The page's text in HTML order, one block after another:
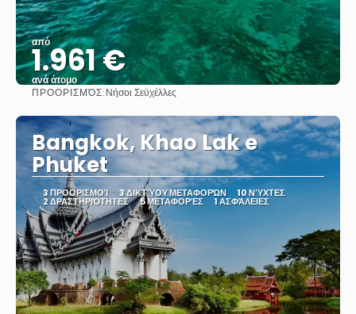
από
1.961 €
ανά άτομο
Βλέπω
ΠΡΟΟΡΙΣΜΌΣ:Νήσοι Σεϋχέλλες
Bangkok, Khao Lak e
Phuket
3 ΠΡΟΟΡΙΣΜΟΊ 3 ΔΙΚΤΎΟΥ ΜΕΤΑΦΟΡΏΝ 10 ΝΎΧΤΕΣ
2 ΔΡΑΣΤΗΡΙΌΤΗΤΕΣ 5 ΜΕΤΑΦΟΡΈΣ 1 ΑΣΦΆΛΕΙΕΣ